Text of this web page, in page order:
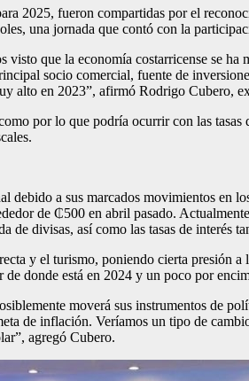
2025, fueron compartidas por el
una jornada que contó con la
que la economía costarricense se ha
socio comercial, fuente de
alto en 2023”, afirmó Rodrigo Cubero,
por lo que podría ocurrir con las
a sus marcados movimientos en
de ₵500 en abril pasado.
divisas, así como las tasas de interés
y el turismo, poniendo cierta presión
donde está en 2024 y un poco por
moverá sus instrumentos de
de inflación. Veríamos un tipo de
agregó Cubero.